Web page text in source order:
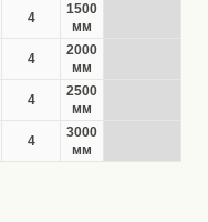
4
1500
мм
4
2000
мм
4
2500
мм
4
3000
мм